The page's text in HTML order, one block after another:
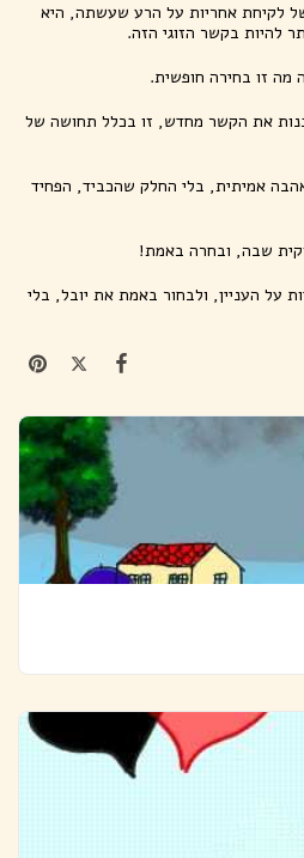
לקיחת אחריות על הרע שעשתה, היא
להיות בקשר הזוגי הזה.
מה זו בחירה חופשית.
את הקשר מחדש, זו בכלל תחושה של
אמיתית, בלי החלק שהכביד, הפחיד
שבה, ובחרה באמת!
על העניין, ולבחור באמת את יובל, בלי